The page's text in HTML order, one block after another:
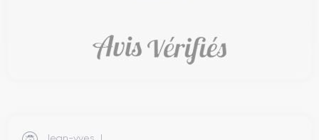
rend facile à manipuler et à garder dans sa poche.